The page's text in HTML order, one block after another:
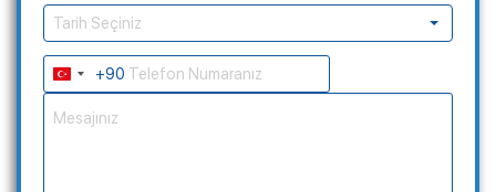
Tarih Seçiniz
Turkey+90